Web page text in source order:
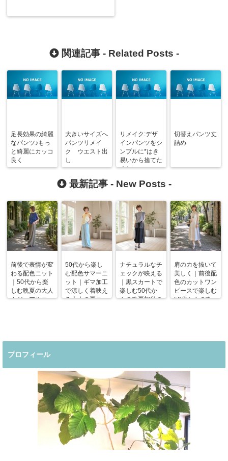
関連記事 - Related Posts -
足長効果の綺麗
なパンツ♪もっ
と綺麗にカッコ
良く
大きいサイズへ
パンツリメイ
ク ウエスト出
し
リメイク:デザ
インパンツをシ
ンプルに*はき
易いから捨てた
くない
切替えパンツ丈
詰め
最新記事 - New Posts -
前後で表情が変
わる配色ニット
｜50代から楽
しむ晩夏の大人
カジュアルコー
50代から楽し
む配色サマーニ
ット｜ギマ加工
で涼しく着映え
る大人の夏コー
ナチュラルなチ
ェックが映える
｜黒スカートで
楽しむ50代か
らの晩夏初秋の
肩の力を抜いて
美しく｜前後配
色のカットワン
ピースで楽しむ
50代からの晩
プロフィール